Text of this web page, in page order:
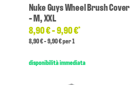
Nuke Guys Wheel Brush Cover
- M, XXL
8,90 € -9,90 €*
8,90 € - 9,90 € per 1
disponibilità immediata